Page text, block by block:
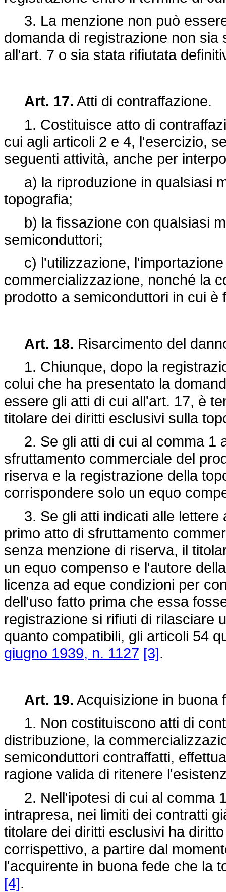
3. La menzione non può
domanda di registrazione non
all'art. 7 o sia stata rifiutata
Art. 17. Atti di contraffazione.
1. Costituisce atto di
cui agli articoli 2 e 4, l'esercizio,
seguenti attività, anche per
a) la riproduzione in qualsiasi
topografia;
b) la fissazione con qualsiasi
semiconduttori;
c) l'utilizzazione, l'importazione
commercializzazione, nonché la
prodotto a semiconduttori in cui è
Art. 18. Risarcimento del
1. Chiunque, dopo la
colui che ha presentato la
essere gli atti di cui all'art. 17, è
titolare dei diritti esclusivi sulla
2. Se gli atti di cui al comma 1
sfruttamento commerciale del
riserva e la registrazione della
corrispondere solo un equo
3. Se gli atti indicati alle lettere
primo atto di sfruttamento
senza menzione di riserva, il
un equo compenso e l'autore
licenza ad eque condizioni per
dell'uso fatto prima che essa
registrazione si rifiuti di rilasciare
quanto compatibili, gli articoli 54
giugno 1939, n. 1127 [3].
Art. 19. Acquisizione in buona
1. Non costituiscono atti di
distribuzione, la
semiconduttori contraffatti,
ragione valida di ritenere
2. Nell'ipotesi di cui al comma
intrapresa, nei limiti dei contratti
titolare dei diritti esclusivi ha
corrispettivo, a partire dal
l'acquirente in buona fede che la
[4].